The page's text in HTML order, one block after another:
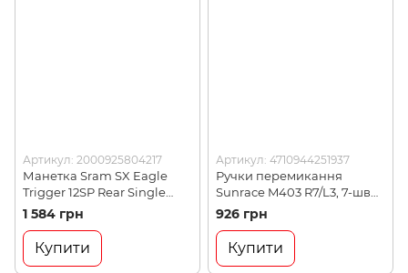
Артикул: 2000925804217
Манетка Sram SX Eagle
Trigger 12SP Rear Single
Click Discrete Clamp, Black
(SRM 00.7018.410.000)
1 584 грн
Купити
Артикул: 4710944251937
Ручки перемикання
Sunrace M403 R7/L3, 7-шв
тріггер (SRC SHLC-41-82)
926 грн
Купити